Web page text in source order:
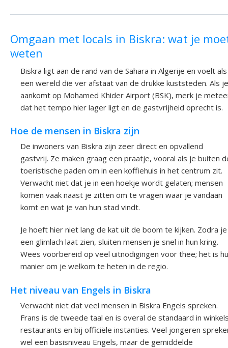
Omgaan met locals in Biskra: wat je
weten
Biskra ligt aan de rand van de Sahara in Algerije en voelt als
een wereld die ver afstaat van de drukke kuststeden. Als je
aankomt op Mohamed Khider Airport (BSK), merk je
dat het tempo hier lager ligt en de gastvrijheid oprecht is.
Hoe de mensen in Biskra zijn
De inwoners van Biskra zijn zeer direct en opvallend
gastvrij. Ze maken graag een praatje, vooral als je buiten
toeristische paden om in een koffiehuis in het centrum zit.
Verwacht niet dat je in een hoekje wordt gelaten; mensen
komen vaak naast je zitten om te vragen waar je vandaan
komt en wat je van hun stad vindt.
Je hoeft hier niet lang de kat uit de boom te kijken. Zodra je
een glimlach laat zien, sluiten mensen je snel in hun kring.
Wees voorbereid op veel uitnodigingen voor thee; het is
manier om je welkom te heten in de regio.
Het niveau van Engels in Biskra
Verwacht niet dat veel mensen in Biskra Engels spreken.
Frans is de tweede taal en is overal de standaard in
restaurants en bij officiële instanties. Veel jongeren
wel een basisniveau Engels, maar de gemiddelde